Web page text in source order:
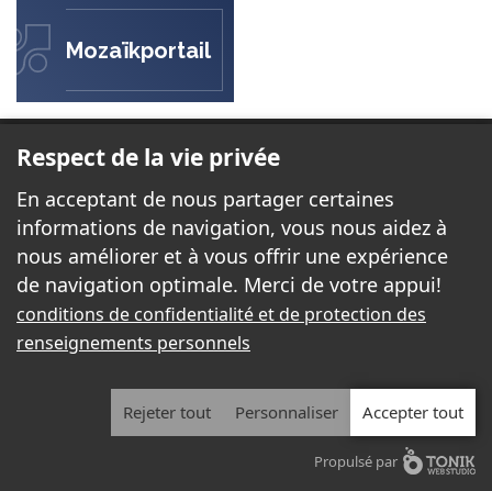
Mozaïkportail
ÉCOLE DES BELLES-RIVES
23 rue Forget
Gatineau, QC J8P 2H7
Téléphone:819-663-3360
Télécopieur:819-663-7992
2026 - Tous droits réservés. © École des Belles-Rives
Respect de la vie privée
En acceptant de nous partager certaines
informations de navigation, vous nous aidez à
nous améliorer et à vous offrir une expérience
de navigation optimale. Merci de votre appui!
conditions de confidentialité et de protection des
renseignements personnels
Rejeter tout Personnaliser Accepter tout
Propulsé par